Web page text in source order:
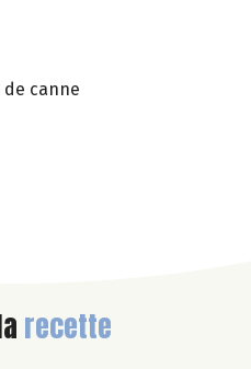
de canne
recette